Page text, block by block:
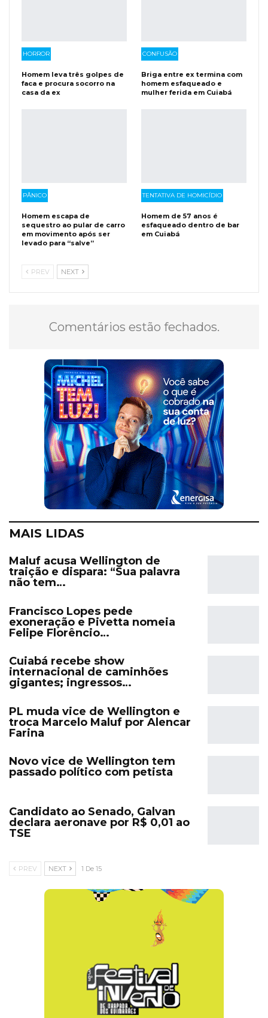
HORROR
Homem leva três golpes de
faca e procura socorro na
casa da ex
CONFUSÃO
Briga entre ex termina com
homem esfaqueado e
mulher ferida em Cuiabá
PÂNICO
Homem escapa de
sequestro ao pular de carro
em movimento após ser
levado para “salve”
TENTATIVA DE HOMICÍDIO
Homem de 57 anos é
esfaqueado dentro de bar
em Cuiabá
PREV NEXT
Comentários estão fechados.
MAIS LIDAS
Maluf acusa Wellington de
traição e dispara: “Sua palavra
não tem…
Francisco Lopes pede
exoneração e Pivetta nomeia
Felipe Florêncio…
Cuiabá recebe show
internacional de caminhões
gigantes; ingressos…
PL muda vice de Wellington e
troca Marcelo Maluf por Alencar
Farina
Novo vice de Wellington tem
passado político com petista
Candidato ao Senado, Galvan
declara aeronave por R$ 0,01 ao
TSE
PREV NEXT 1 De 15